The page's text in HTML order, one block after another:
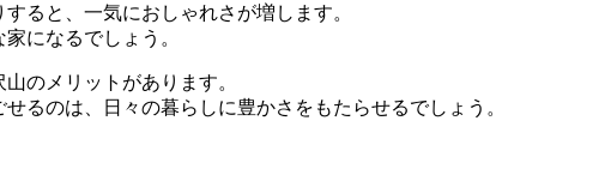
ると、一気におしゃれさが増します。
になるでしょう。
のメリットがあります。
るのは、日々の暮らしに豊かさをもたらせるでしょう。